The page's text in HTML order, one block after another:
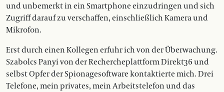
und unbemerkt in ein Smartphone einzudringen und sich
Zugriff darauf zu verschaffen, einschließlich ­Kamera und
Mikrofon.
Erst durch einen Kollegen erfuhr ich von der Überwachung.
Szabolcs Panyi von der Rechercheplattform ­Direkt36 und
selbst Opfer der Spionagesoftware kontaktierte mich. Drei
Telefone, mein privates, mein Arbeitstelefon und das